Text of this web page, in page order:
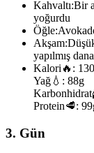
Kahvaltı:Bir
yoğurdu
Öğle:
Akşam:
yapılmış
Kalori 🔥:
Yağ 💧: 88g
Karbonhidrat
Protein🥩:
3. Gün